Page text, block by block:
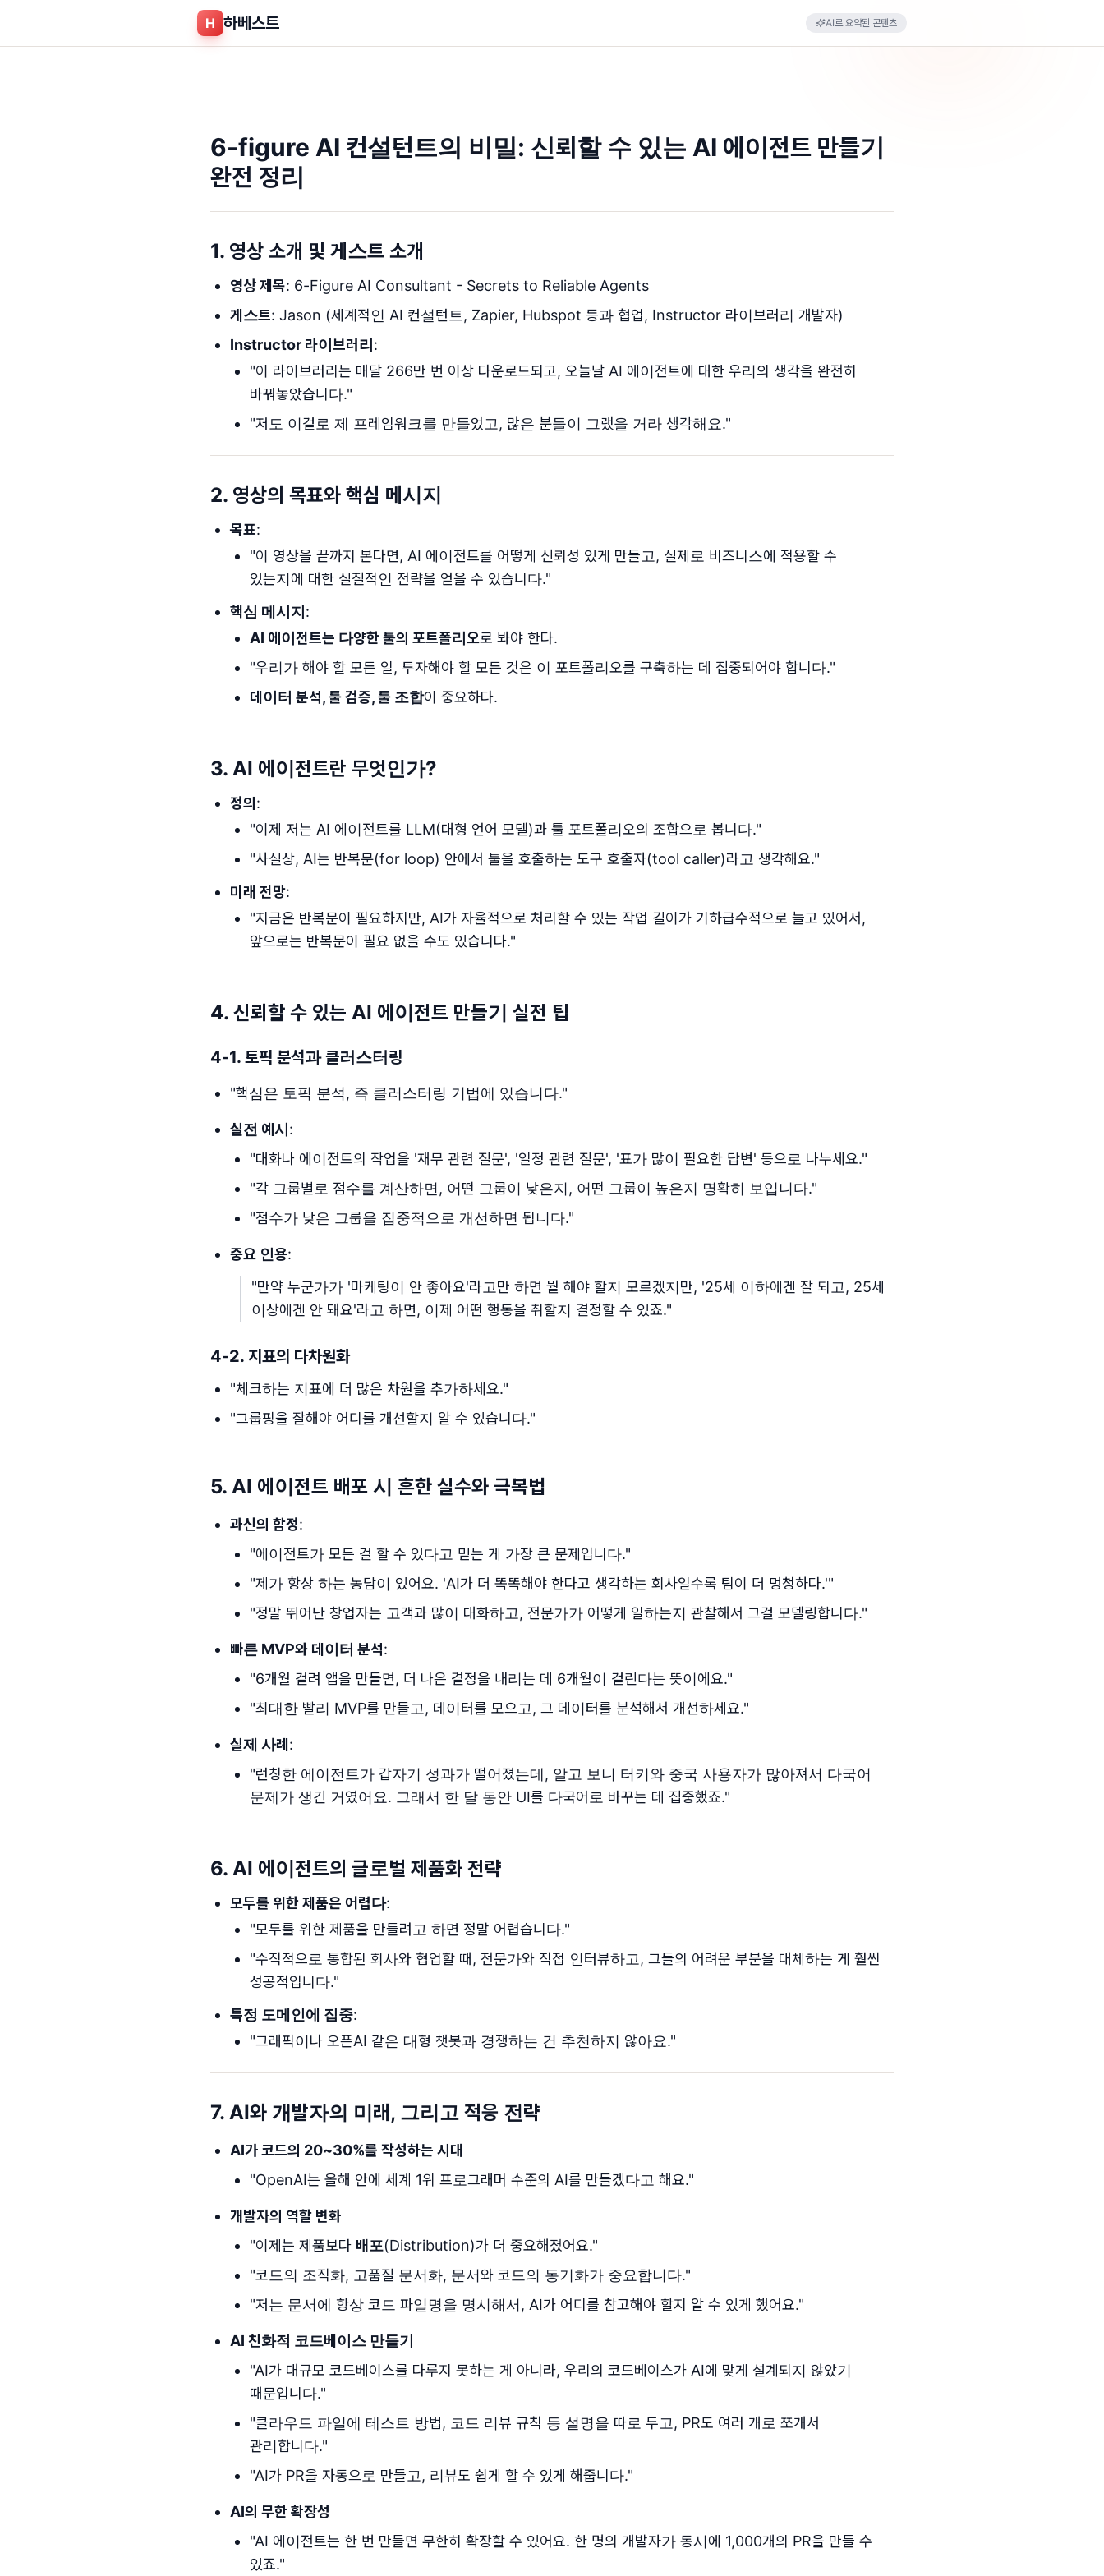
H 하베스트 AI로 요약된 콘텐츠
6-figure AI 컨설턴트의 비밀: 신뢰할 수 있는 AI 에이전트 만들기
완전 정리
1. 영상 소개 및 게스트 소개
영상 제목: 6-Figure AI Consultant - Secrets to Reliable Agents
게스트: Jason (세계적인 AI 컨설턴트, Zapier, Hubspot 등과 협업, Instructor 라이브러리 개발자)
Instructor 라이브러리 :
"이 라이브러리는 매달 266만 번 이상 다운로드되고, 오늘날 AI 에이전트에 대한 우리의 생각을 완전히
바꿔놓았습니다."
"저도 이걸로 제 프레임워크를 만들었고, 많은 분들이 그랬을 거라 생각해요."
2. 영상의 목표와 핵심 메시지
목표:
"이 영상을 끝까지 본다면, AI 에이전트를 어떻게 신뢰성 있게 만들고, 실제로 비즈니스에 적용할 수
있는지에 대한 실질적인 전략을 얻을 수 있습니다."
핵심 메시지 :
AI 에이전트는 다양한 툴의 포트폴리오로 봐야 한다.
"우리가 해야 할 모든 일, 투자해야 할 모든 것은 이 포트폴리오를 구축하는 데 집중되어야 합니다."
데이터 분석, 툴 검증, 툴 조합이 중요하다.
3. AI 에이전트란 무엇인가?
정의 :
"이제 저는 AI 에이전트를 LLM(대형 언어 모델)과 툴 포트폴리오의 조합으로 봅니다."
"사실상, AI는 반복문(for loop) 안에서 툴을 호출하는 도구 호출자(tool caller)라고 생각해요."
미래 전망:
"지금은 반복문이 필요하지만, AI가 자율적으로 처리할 수 있는 작업 길이가 기하급수적으로 늘고 있어서,
앞으로는 반복문이 필요 없을 수도 있습니다."
4. 신뢰할 수 있는 AI 에이전트 만들기 실전 팁
4-1. 토픽 분석과 클러스터링
"핵심은 토픽 분석, 즉 클러스터링 기법에 있습니다."
실전 예시 :
"대화나 에이전트의 작업을 '재무 관련 질문', '일정 관련 질문', '표가 많이 필요한 답변' 등으로 나누세요."
"각 그룹별로 점수를 계산하면, 어떤 그룹이 낮은지, 어떤 그룹이 높은지 명확히 보입니다."
"점수가 낮은 그룹을 집중적으로 개선하면 됩니다."
중요 인용:
"만약 누군가가 '마케팅이 안 좋아요'라고만 하면 뭘 해야 할지 모르겠지만, '25세 이하에겐 잘 되고, 25세
이상에겐 안 돼요'라고 하면, 이제 어떤 행동을 취할지 결정할 수 있죠."
4-2. 지표의 다차원화
"체크하는 지표에 더 많은 차원을 추가하세요."
"그룹핑을 잘해야 어디를 개선할지 알 수 있습니다."
5. AI 에이전트 배포 시 흔한 실수와 극복법
과신의 함정:
"에이전트가 모든 걸 할 수 있다고 믿는 게 가장 큰 문제입니다."
"제가 항상 하는 농담이 있어요. 'AI가 더 똑똑해야 한다고 생각하는 회사일수록 팀이 더 멍청하다.'"
"정말 뛰어난 창업자는 고객과 많이 대화하고, 전문가가 어떻게 일하는지 관찰해서 그걸 모델링합니다."
빠른 MVP와 데이터 분석:
"6개월 걸려 앱을 만들면, 더 나은 결정을 내리는 데 6개월이 걸린다는 뜻이에요."
"최대한 빨리 MVP를 만들고, 데이터를 모으고, 그 데이터를 분석해서 개선하세요."
실제 사례 :
"런칭한 에이전트가 갑자기 성과가 떨어졌는데, 알고 보니 터키와 중국 사용자가 많아져서 다국어
문제가 생긴 거였어요. 그래서 한 달 동안 UI를 다국어로 바꾸는 데 집중했죠."
6. AI 에이전트의 글로벌 제품화 전략
모두를 위한 제품은 어렵다:
"모두를 위한 제품을 만들려고 하면 정말 어렵습니다."
"수직적으로 통합된 회사와 협업할 때, 전문가와 직접 인터뷰하고, 그들의 어려운 부분을 대체하는 게 훨씬
성공적입니다."
특정 도메인에 집중:
"그래픽이나 오픈AI 같은 대형 챗봇과 경쟁하는 건 추천하지 않아요."
7. AI와 개발자의 미래, 그리고 적응 전략
AI가 코드의 20~30%를 작성하는 시대
"OpenAI는 올해 안에 세계 1위 프로그래머 수준의 AI를 만들겠다고 해요."
개발자의 역할 변화
"이제는 제품보다 배포(Distribution)가 더 중요해졌어요."
"코드의 조직화, 고품질 문서화, 문서와 코드의 동기화가 중요합니다."
"저는 문서에 항상 코드 파일명을 명시해서, AI가 어디를 참고해야 할지 알 수 있게 했어요."
AI 친화적 코드베이스 만들기
"AI가 대규모 코드베이스를 다루지 못하는 게 아니라, 우리의 코드베이스가 AI에 맞게 설계되지 않았기
때문입니다."
"클라우드 파일에 테스트 방법, 코드 리뷰 규칙 등 설명을 따로 두고, PR도 여러 개로 쪼개서
관리합니다."
"AI가 PR을 자동으로 만들고, 리뷰도 쉽게 할 수 있게 해줍니다."
AI의 무한 확장성
"AI 에이전트는 한 번 만들면 무한히 확장할 수 있어요. 한 명의 개발자가 동시에 1,000개의 PR을 만들 수
있죠."